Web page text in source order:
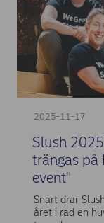
2025-11-17
Slush
trängas på
event"
Snart drar
året i rad en